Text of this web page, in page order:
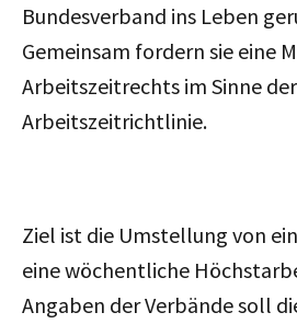
Bundesverband ins Leben
Gemeinsam fordern sie eine
Arbeitszeitrechts im Sinne
Arbeitszeitrichtlinie.
Ziel ist die Umstellung von
eine wöchentliche
Angaben der Verbände soll